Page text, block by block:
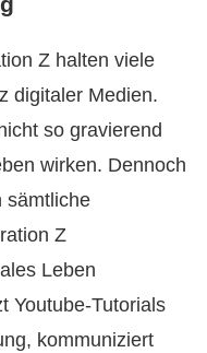
Z halten viele
digitaler Medien.
so gravierend
wirken. Dennoch
sämtliche
Z
Leben
Youtube-Tutorials
kommuniziert